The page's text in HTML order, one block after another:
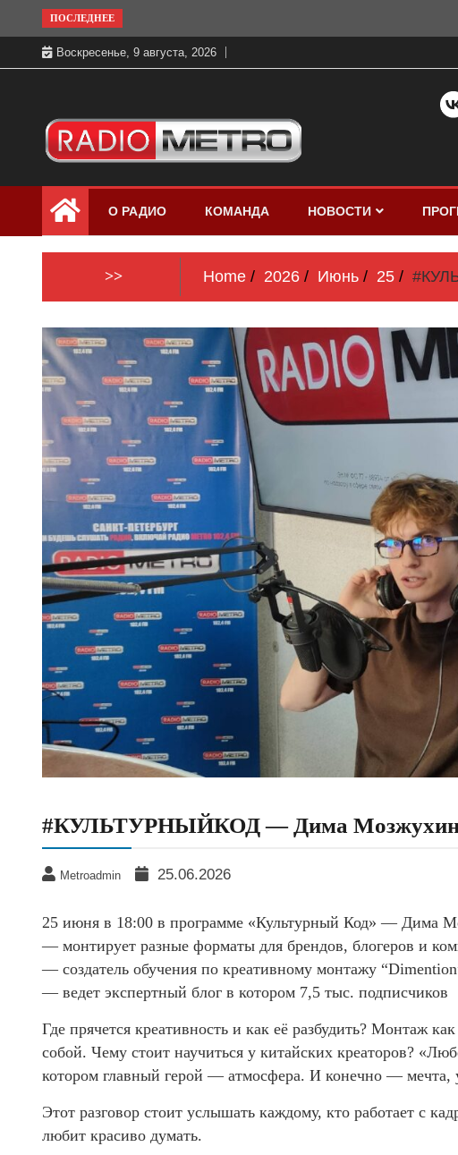
to
content
ПОСЛЕДНЕЕ
Воскресенье, 9 августа, 2026
Радио МЕТРО
бесплатно в хорошем качестве Санкт-
Петербург и Россия
О РАДИО КОМАНДА НОВОСТИ
>> Home 2026 Июнь 25
#КУЛЬТУРНЫЙКОД — Дима
Metroadmin 25.06.2026
25 июня в 18:00 в программе «Культурный Код» — Дима
— монтирует разные форматы для брендов, блогеров и
— создатель обучения по креативному монтажу
— ведет экспертный блог в котором 7,5 тыс. подписчиков
Где прячется креативность и как её разбудить? Монтаж
собой. Чему стоит научиться у китайских креаторов?
котором главный герой — атмосфера. И конечно — мечта,
Этот разговор стоит услышать каждому, кто работает с
любит красиво думать.